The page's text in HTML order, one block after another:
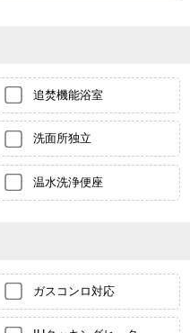
追焚機能浴室
洗面所独立
温水洗浄便座
ガスコンロ対応